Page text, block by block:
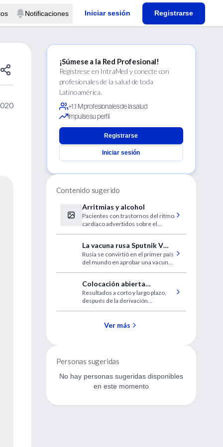
Notificaciones Iniciar sesión Registrarse
¡Súmese a la Red Profesional!
Regístrese en IntraMed y conecte con
profesionales de la salud de toda
Latinoamérica.
+1.1 M profesionales de la salud
Impulse su perfil
Registrarse
Iniciar sesión
Contenido sugerido
Arritmias y alcohol
Pacientes con trastornos del ritmo
cardíaco advertidos sobre el
La vacuna rusa Sputnik V
para COVID-19
Rusia se convirtió en el primer país
del mundo en aprobar una vacuna
(SARS-CoV-2)
Colocación abierta
retrógrada de una
endoprótesis mesentérica
Resultados a corto y largo plazo,
después de la derivación
mesentérica por vía abierta
Ver más
Personas sugeridas
No hay personas sugeridas disponibles
en este momento